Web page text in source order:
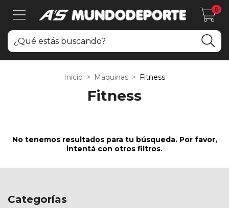
0
Inicio > Maquinas > Fitness
Fitness
No tenemos resultados para tu búsqueda. Por favor,
intentá con otros filtros.
Categorías